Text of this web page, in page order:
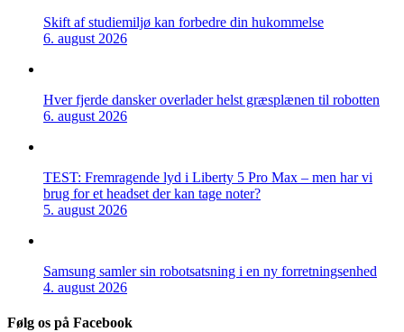
Skift af studiemiljø kan forbedre din hukommelse
6. august 2026
Hver fjerde dansker overlader helst græsplænen til robotten
6. august 2026
TEST: Fremragende lyd i Liberty 5 Pro Max – men har vi
brug for et headset der kan tage noter?
5. august 2026
Samsung samler sin robotsatsning i en ny forretningsenhed
4. august 2026
Følg os på Facebook